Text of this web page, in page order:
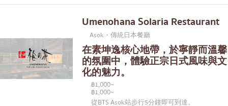
Umenohana Solaria Restaurant
Asok・傳統日本餐廳
在素坤逸核心地帶，於寧靜而溫馨
的氛圍中，體驗正宗日式風味與文
化的魅力。
฿1,000~
฿1,000~
從BTS Asok站步行5分鐘即可到達。